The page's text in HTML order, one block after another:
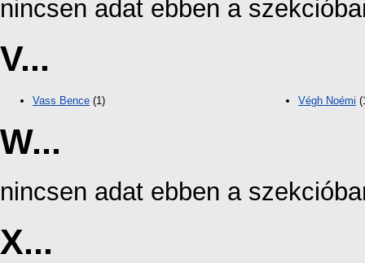
nincsen adat ebben a
V...
Vass Bence (1) Végh Noémi
W...
nincsen adat ebben a
X...